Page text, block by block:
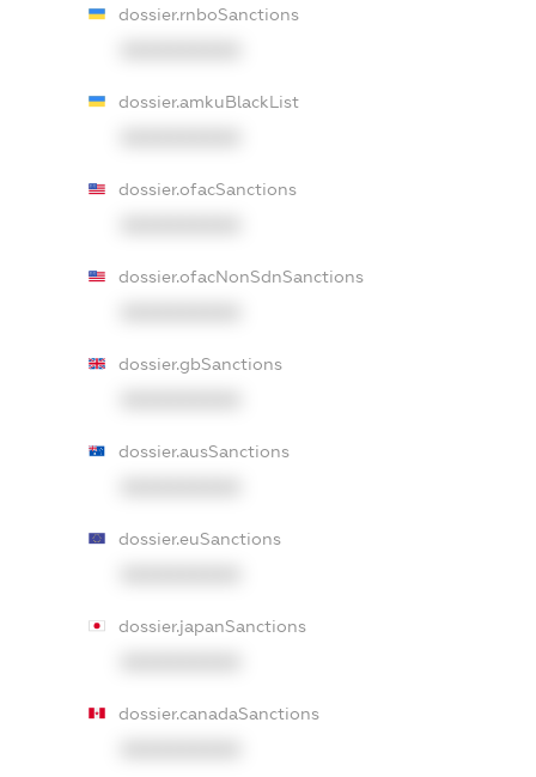
dossier.rnboSanctions
dossier.amkuBlackList
dossier.ofacSanctions
dossier.ofacNonSdnSanctions
dossier.gbSanctions
dossier.ausSanctions
dossier.euSanctions
dossier.japanSanctions
dossier.canadaSanctions